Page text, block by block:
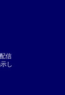
信
し